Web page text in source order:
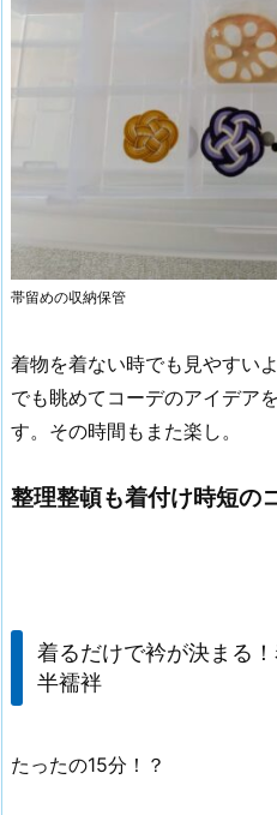
帯留めの収納保管
着物を着ない時でも見やすい
でも眺めてコーデのアイデア
す。その時間もまた楽し。
整理整頓も着付け時短の
着るだけで衿が決まる
半襦袢
たったの15分！？